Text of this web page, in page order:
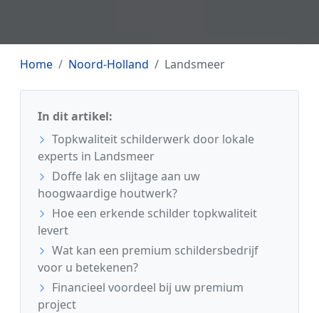
Home Noord-Holland Landsmeer
In dit artikel:
Topkwaliteit schilderwerk door lokale
experts in Landsmeer
Doffe lak en slijtage aan uw
hoogwaardige houtwerk?
Hoe een erkende schilder topkwaliteit
levert
Wat kan een premium schildersbedrijf
voor u betekenen?
Financieel voordeel bij uw premium
project